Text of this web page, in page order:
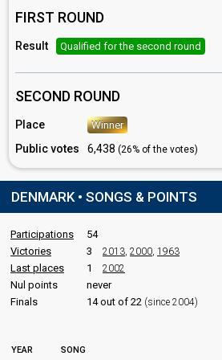
Denmark 1993
Denmark 1990: spokesperson
Denmark 1989: spokesperson
Denmark 1988: spokesperson
Denmark 1986
Denmark 1985: spokesperson
Denmark 1984: spokesperson
Denmark 1983: spokesperson
Denmark 1980: spokesperson
Denmark 1979: spokesperson
COMMENTATOR
Jørgen de Mylius
Denmark 2006
Denmark 2005: commentator
Denmark 1995
FIRST ROUND
Result Qualified for the second round
SECOND ROUND
Place Winner
Public votes 6,438 (26% of the votes)
DENMARK • SONGS & POINTS
Participations
54
Victories
3 2013, 2000, 1963
Last places 1 2002
Nul points
never
Finals
14 out of 22 (since 2004)
YEAR SONG